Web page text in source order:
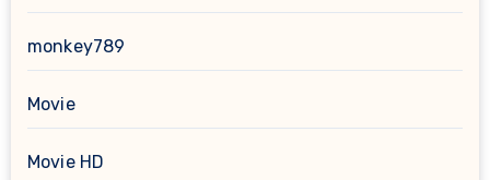
monkey789
Movie
Movie HD